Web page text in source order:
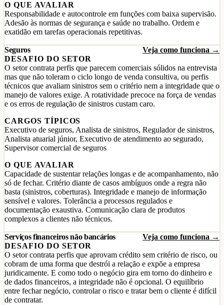
O QUE AVALIAR
Responsabilidade e autocontrole em funções com baixa supervisão.
Adesão às normas de segurança e saúde no trabalho. Ordem e
exatidão em tarefas operacionais repetitivas.
Seguros
Veja como funciona →
DESAFIO DO SETOR
O setor contrata perfis que parecem comerciais sólidos na entrevista
mas que não toleram o ciclo longo de venda consultiva, ou perfis
técnicos que avaliam sinistros sem o critério nem a integridade que o
manejo de valores exige. A rotatividade precoce na força de vendas
e os erros de regulação de sinistros custam caro.
CARGOS TÍPICOS
Executivo de seguros, Analista de sinistros, Regulador de sinistros,
Analista atuarial júnior, Executivo de atendimento ao segurado,
Supervisor comercial de seguros
O QUE AVALIAR
Capacidade de sustentar relações longas e de acompanhamento, não
só de fechar. Critério diante de casos ambíguos onde a regra não
basta (sinistros, coberturas). Integridade e manejo de informação
sensível e valores. Tolerância a processos regulados e
documentação exaustiva. Comunicação clara de produtos
complexos a clientes não técnicos.
Serviços financeiros não bancários
Veja como funciona →
DESAFIO DO SETOR
O setor contrata perfis que aprovam crédito sem critério de risco, ou
cobram de uma forma que destrói a relação e expõe a empresa
juridicamente. E como todo o negócio gira em torno do dinheiro e
de dados financeiros, a integridade não é opcional. O equilíbrio
entre fechar negócio, controlar o risco e tratar bem o cliente é difícil
de contratar.